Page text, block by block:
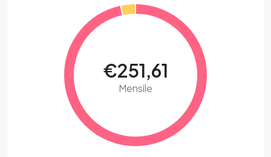
€251,61
Mensile